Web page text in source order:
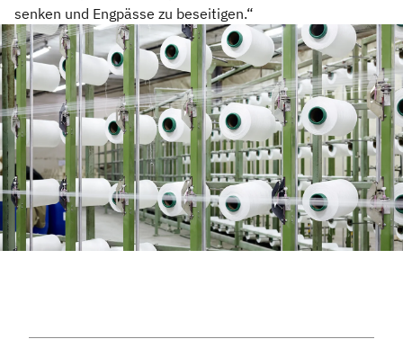
senken und Engpässe zu beseitigen.“